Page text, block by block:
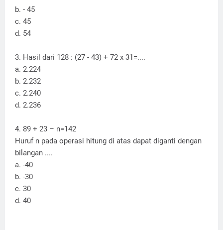
b. - 45
c. 45
d. 54
3. Hasil dari 128 : (27 - 43) + 72 x 31=....
a. 2.224
b. 2.232
c. 2.240
d. 2.236
4. 89 + 23 – n=142
Huruf n pada operasi hitung di atas dapat diganti dengan
bilangan ....
a. -40
b. -30
c. 30
d. 40